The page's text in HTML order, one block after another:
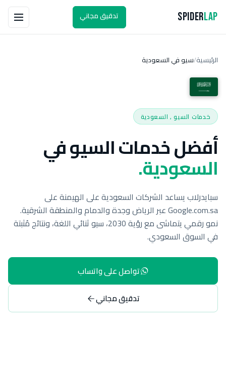
SpiderLap تدقيق مجاني
الرئيسية/سيو في السعودية
خدمات السيو , السعودية
أفضل خدمات السيو في
السعودية.
سبايدرلاب يساعد الشركات السعودية على الهيمنة على
Google.com.sa عبر الرياض وجدة والدمام والمنطقة الشرقية.
نمو رقمي يتماشى مع رؤية 2030، سيو ثنائي اللغة، ونتائج مُثبتة
في السوق السعودي.
تواصل على واتساب
تدقيق مجاني